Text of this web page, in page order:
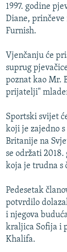
DNEVNO@RSE
SPECIJALI RSE
GENOCID U
POPLAVE I
TV LIBERTY
POST SCRIPTUM
MOJA EVROPA
TRI DECENIJE OD
SVE KARTE
Sve RFE/RL
1997. godine
Diane,
Furnish.
Vjenčanju će
suprug
poznat kao Mr.
prijatelji"
Sportski svijet
koji je zajedno
Britanije na
se održati
koja je trudna s
Pedesetak
potvrdilo
i njegova
kraljica Sofija i
Khalifa.